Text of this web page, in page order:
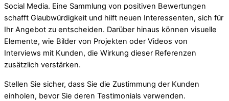
Social Media. Eine Sammlung von positiven Bewertungen
schafft Glaubwürdigkeit und hilft neuen Interessenten, sich für
Ihr Angebot zu entscheiden. Darüber hinaus können visuelle
Elemente, wie Bilder von Projekten oder Videos von
Interviews mit Kunden, die Wirkung dieser Referenzen
zusätzlich verstärken.
Stellen Sie sicher, dass Sie die Zustimmung der Kunden
einholen, bevor Sie deren Testimonials verwenden.